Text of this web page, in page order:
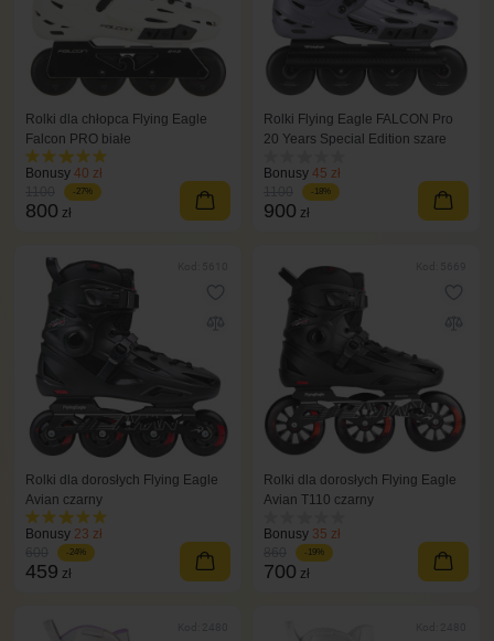
Rolki dla chłopca Flying Eagle
Falcon PRO białe
Bonusy 40 zł
-27%
800 zł
Rolki Flying Eagle FALCON Pro
20 Years Special Edition szare
Bonusy 45 zł
-18%
900 zł
Rolki dla dorosłych Flying Eagle
Avian czarny
Bonusy 23 zł
-24%
459 zł
Rolki dla dorosłych Flying Eagle
Avian T110 czarny
Bonusy 35 zł
-19%
700 zł